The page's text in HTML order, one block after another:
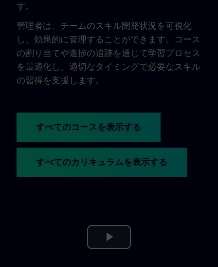
す。
管理者は、チームのスキル開発状況を可視化
し、効果的に管理することができます。コース
の割り当てや進捗の追跡を通じて学習プロセス
を最適化し、適切なタイミングで必要なスキル
の習得を支援します。
すべてのコースを表示する
すべてのカリキュラムを表示する
Play